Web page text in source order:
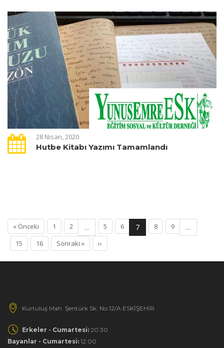
28 Nisan, 2020
Hutbe Kitabı Yazımı Tamamlandı
« Önceki 1 2 ... 5 6 7 8 9 ...
15 16 Sonraki » ››
Kurtuluş Mah. Şentürk Sk. No:12/A ESKİŞEHİR
Erkeler - Cumartesi: 20:30
Bayanlar - Cumartesi: 12:00